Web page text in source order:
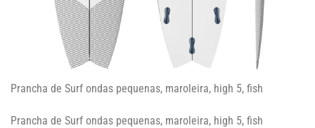
Prancha de Surf ondas pequenas, maroleira, high 5, fish
Prancha de Surf ondas pequenas, maroleira, high 5, fish